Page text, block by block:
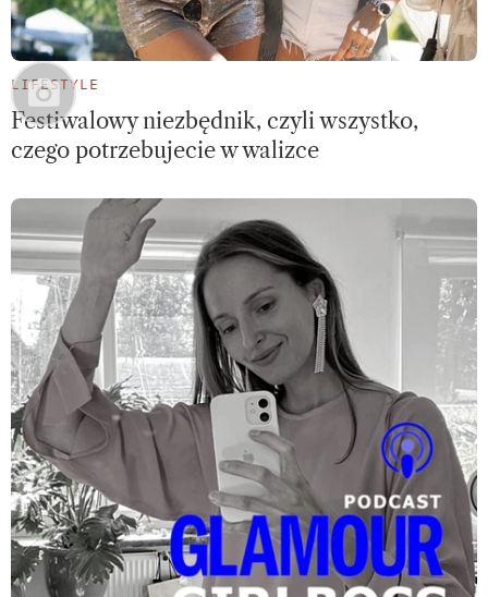
LIFESTYLE
Festiwalowy niezbędnik, czyli wszystko,
czego potrzebujecie w walizce